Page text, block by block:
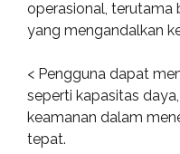
operasional, terutama
yang mengandalkan
< Pengguna dapat
seperti kapasitas
keamanan dalam
tepat.